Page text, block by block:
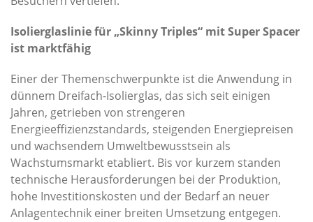
Isolierglaslinie für „Skinny Triples“ mit Super Spacer
ist marktfähig
Einer der Themenschwerpunkte ist die Anwendung in
dünnem Dreifach-Isolierglas, das sich seit einigen
Jahren, getrieben von strengeren
Energieeffizienzstandards, steigenden Energiepreisen
und wachsendem Umweltbewusstsein als
Wachstumsmarkt etabliert. Bis vor kurzem standen
technische Herausforderungen bei der Produktion,
hohe Investitionskosten und der Bedarf an neuer
Anlagentechnik einer breiten Umsetzung entgegen.